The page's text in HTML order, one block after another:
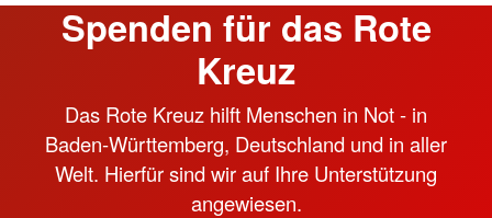
Spenden für das Rote
Kreuz
Das Rote Kreuz hilft Menschen in Not - in
Baden-Württemberg, Deutschland und in aller
Welt. Hierfür sind wir auf Ihre Unterstützung
angewiesen.